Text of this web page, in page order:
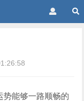
势能够一路顺畅的